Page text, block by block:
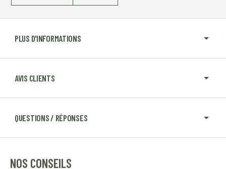
PLUS D'INFORMATIONS
AVIS CLIENTS
QUESTIONS / RÉPONSES
NOS CONSEILS